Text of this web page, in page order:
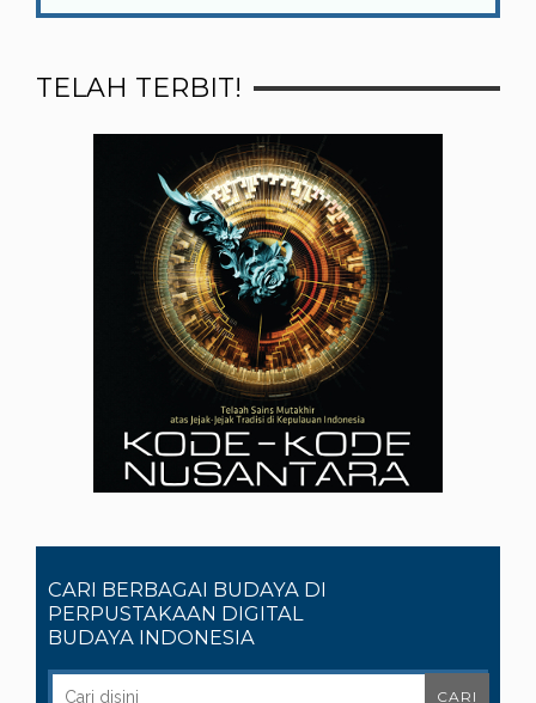
TELAH TERBIT!
CARI BERBAGAI BUDAYA DI
PERPUSTAKAAN DIGITAL
BUDAYA INDONESIA